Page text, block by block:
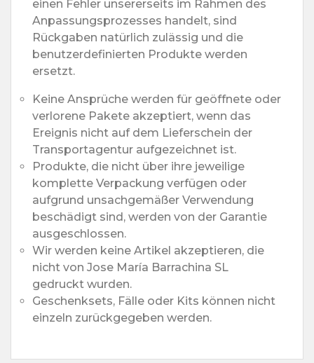
einen Fehler unsererseits im Rahmen des
Anpassungsprozesses handelt, sind
Rückgaben natürlich zulässig und die
benutzerdefinierten Produkte werden
ersetzt.
Keine Ansprüche werden für geöffnete oder
verlorene Pakete akzeptiert, wenn das
Ereignis nicht auf dem Lieferschein der
Transportagentur aufgezeichnet ist.
Produkte, die nicht über ihre jeweilige
komplette Verpackung verfügen oder
aufgrund unsachgemäßer Verwendung
beschädigt sind, werden von der Garantie
ausgeschlossen.
Wir werden keine Artikel akzeptieren, die
nicht von Jose María Barrachina SL
gedruckt wurden.
Geschenksets, Fälle oder Kits können nicht
einzeln zurückgegeben werden.